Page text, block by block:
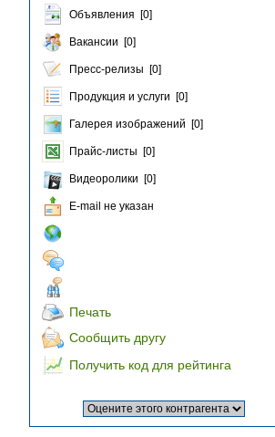
Объявления [0]
Вакансии [0]
Пресс-релизы [0]
Продукция и услуги [0]
Галерея изображений [0]
Прайс-листы [0]
Видеоролики [0]
E-mail не указан
Печать
Сообщить другу
Получить код для рейтинга